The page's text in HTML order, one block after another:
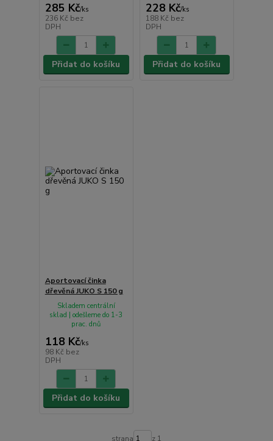
285 Kč/ks
236 Kč bez
DPH
Přidat do košíku
228 Kč/ks
188 Kč bez
DPH
Přidat do košíku
Aportovací činka
dřevěná JUKO S 150 g
118 Kč/ks
98 Kč bez
DPH
Skladem centrální
sklad | odešleme do 1-3
prac. dnů
Přidat do košíku
strana z 1